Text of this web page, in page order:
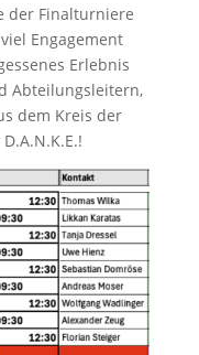
der Finalturniere
Engagement
Erlebnis
Abteilungsleitern,
dem Kreis der